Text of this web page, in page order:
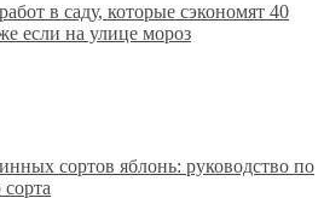
в саду, которые сэкономят 40
если на улице мороз
сортов яблонь: руководство по